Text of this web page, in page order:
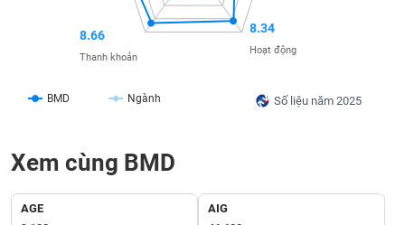
Số liệu năm 2025
BMD Ngành
8.34
Hoạt động
8.66
Thanh khoản
Xem cùng BMD
AGE
AIG
DỊCH
TRUYỀN